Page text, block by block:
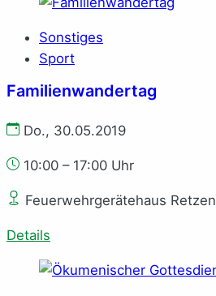
Sonstiges
Sport
Familienwandertag
Do., 30.05.2019
10:00 – 17:00 Uhr
Feuerwehrgerätehaus Retzen
Details